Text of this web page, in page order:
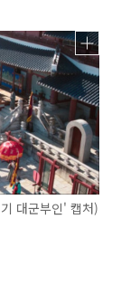
대군부인' 캡처)